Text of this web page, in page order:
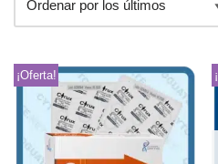
¡Oferta!